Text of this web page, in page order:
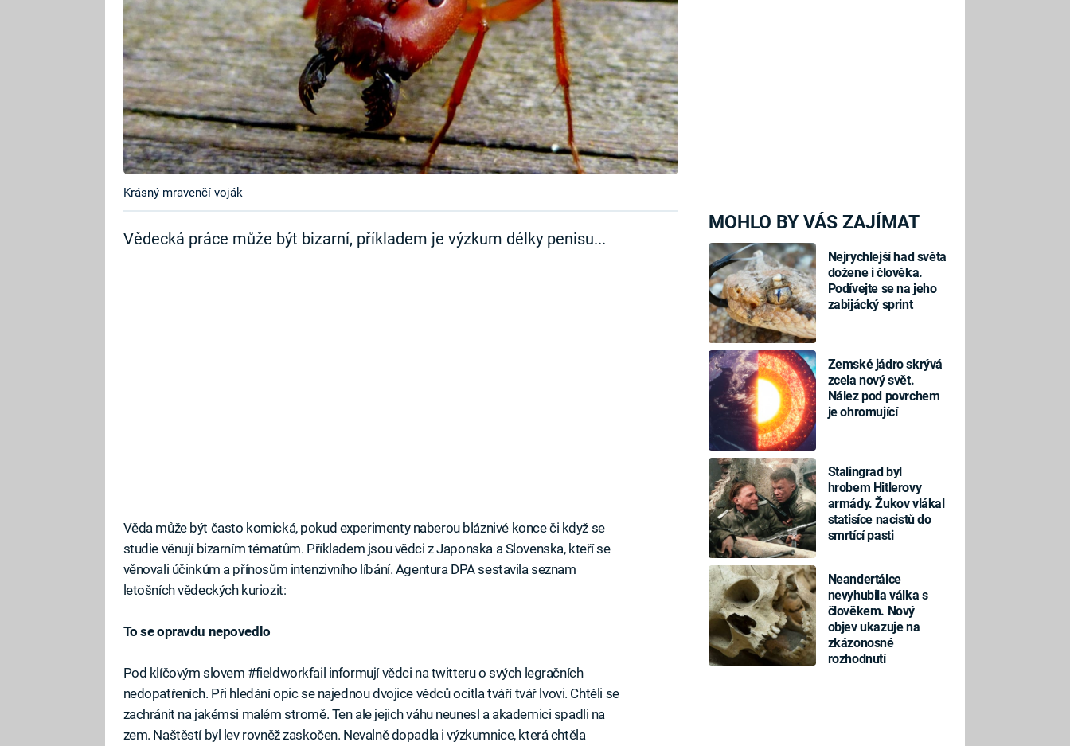
MOHLO BY VÁS ZAJÍMAT
Nejrychlejší had světa
dožene i člověka.
Podívejte se na jeho
zabijácký sprint
Zemské jádro skrývá
zcela nový svět.
Nález pod povrchem
je ohromující
Stalingrad byl
hrobem Hitlerovy
armády. Žukov vlákal
statisíce nacistů do
smrtící pasti
Neandertálce
nevyhubila válka s
člověkem. Nový
objev ukazuje na
zkázonosné
rozhodnutí
Krásný mravenčí voják
Vědecká práce může být bizarní, příkladem je výzkum délky penisu...
Věda může být často komická, pokud experimenty naberou bláznivé konce či když se
studie věnují bizarním tématům. Příkladem jsou vědci z Japonska a Slovenska, kteří se
věnovali účinkům a přínosům intenzivního líbání. Agentura DPA sestavila seznam
letošních vědeckých kuriozit:
To se opravdu nepovedlo
Pod klíčovým slovem #fieldworkfail informují vědci na twitteru o svých legračních
nedopatřeních. Při hledání opic se najednou dvojice vědců ocitla tváří tvář lvovi. Chtěli se
zachránit na jakémsi malém stromě. Ten ale jejich váhu neunesl a akademici spadli na
zem. Naštěstí byl lev rovněž zaskočen. Nevalně dopadla i výzkumnice, která chtěla